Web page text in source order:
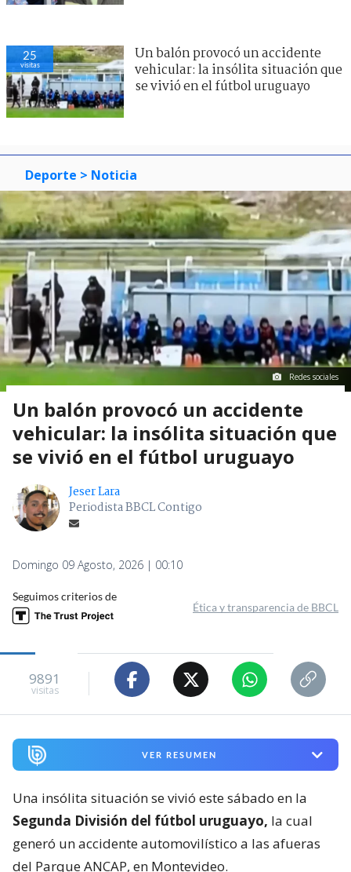
25
visitas
Un balón provocó un accidente
vehicular: la insólita situación que
se vivió en el fútbol uruguayo
Deporte > Noticia
Redes sociales
Un balón provocó un accidente
vehicular: la insólita situación que
se vivió en el fútbol uruguayo
Jeser Lara
Periodista BBCL Contigo
Domingo 09 Agosto, 2026 | 00:10
Seguimos criterios de
Ética y transparencia de BBCL
9891
visitas
VER RESUMEN
Una insólita situación se vivió este sábado en la
Segunda División del fútbol uruguayo, la cual
generó un accidente automovilístico a las afueras
del Parque ANCAP, en Montevideo.